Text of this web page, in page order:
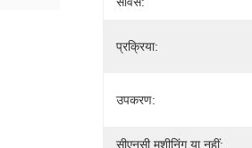
प्रक्रिया:
उपकरण:
सीएनसी मशीनिंग या नहीं: